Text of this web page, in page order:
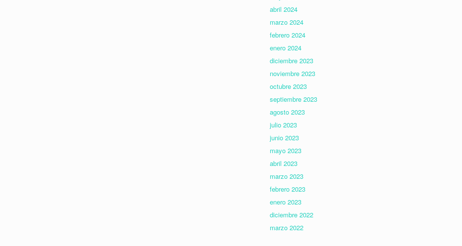
abril 2024
marzo 2024
febrero 2024
enero 2024
diciembre 2023
noviembre 2023
octubre 2023
septiembre 2023
agosto 2023
julio 2023
junio 2023
mayo 2023
abril 2023
marzo 2023
febrero 2023
enero 2023
diciembre 2022
marzo 2022